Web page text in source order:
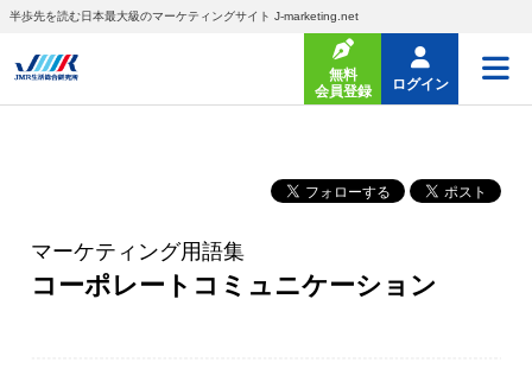
半歩先を読む日本最大級のマーケティングサイト J-marketing.net
無料
会員登録
ログイン
マーケティング用語集
コーポレートコミュニケーション